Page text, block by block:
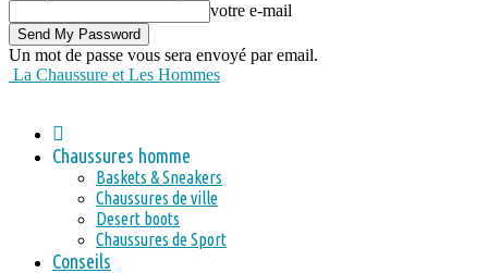
votre e-mail
Un mot de passe vous sera envoyé par email.
La Chaussure et Les Hommes
Chaussures homme
Baskets & Sneakers
Chaussures de ville
Desert boots
Chaussures de Sport
Conseils